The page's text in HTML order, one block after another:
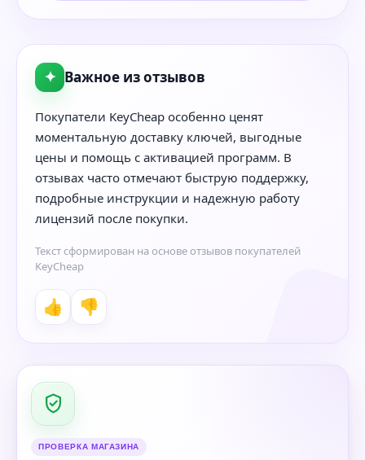
✦ Важное из отзывов
Покупатели KeyCheap особенно ценят
моментальную доставку ключей, выгодные
цены и помощь с активацией программ. В
отзывах часто отмечают быструю поддержку,
подробные инструкции и надежную работу
лицензий после покупки.
Текст сформирован на основе отзывов покупателей
KeyCheap
👍 👎
ПРОВЕРКА МАГАЗИНА